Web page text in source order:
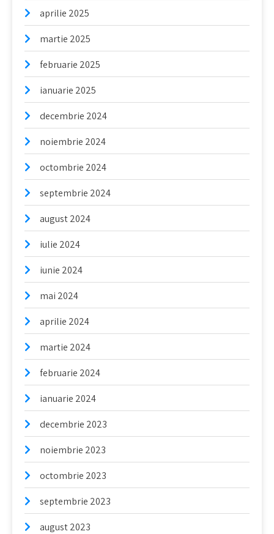
aprilie 2025
martie 2025
februarie 2025
ianuarie 2025
decembrie 2024
noiembrie 2024
octombrie 2024
septembrie 2024
august 2024
iulie 2024
iunie 2024
mai 2024
aprilie 2024
martie 2024
februarie 2024
ianuarie 2024
decembrie 2023
noiembrie 2023
octombrie 2023
septembrie 2023
august 2023